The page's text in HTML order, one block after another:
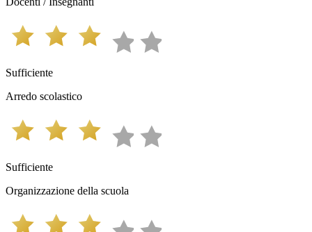
Sufficiente
Arredo scolastico
Sufficiente
Organizzazione della scuola